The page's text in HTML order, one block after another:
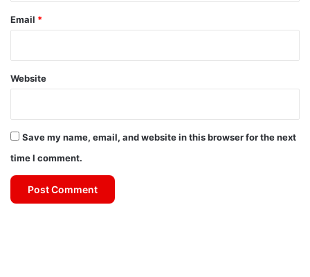
Email *
Website
Save my name, email, and website in this browser for the next
time I comment.